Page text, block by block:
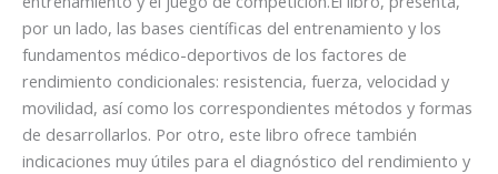
por un lado, las bases científicas del entrenamiento y los
fundamentos médico-deportivos de los factores de
rendimiento condicionales: resistencia, fuerza, velocidad y
movilidad, así como los correspondientes métodos y formas
de desarrollarlos. Por otro, este libro ofrece también
indicaciones muy útiles para el diagnóstico del rendimiento y